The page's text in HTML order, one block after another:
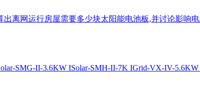
离网运行房屋需要多少块太阳能电池板,并讨论影响电
SMG-II-3.6KW ISolar-SMH-II-7K IGrid-VX-IV-